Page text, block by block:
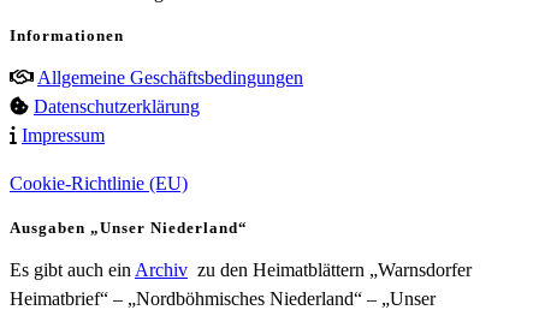
Informationen
Allgemeine Geschäftsbedingungen
Datenschutzerklärung
Impressum
Cookie-Richtlinie (EU)
Ausgaben „Unser Niederland“
Es gibt auch ein Archiv zu den Heimatblättern „Warnsdorfer
Heimatbrief“ – „Nordböhmisches Niederland“ – „Unser